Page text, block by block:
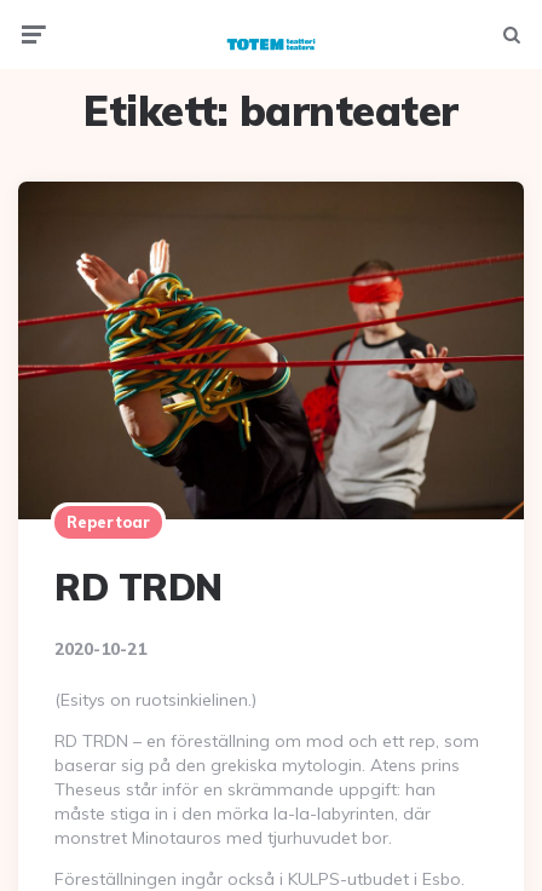
Etikett: barnteater
Repertoar
RD TRDN
2020-10-21
(Esitys on ruotsinkielinen.)
RD TRDN – en föreställning om mod och ett rep, som
baserar sig på den grekiska mytologin. Atens prins
Theseus står inför en skrämmande uppgift: han
måste stiga in i den mörka la-la-labyrinten, där
monstret Minotauros med tjurhuvudet bor.
Föreställningen ingår också i KULPS-utbudet i Esbo.